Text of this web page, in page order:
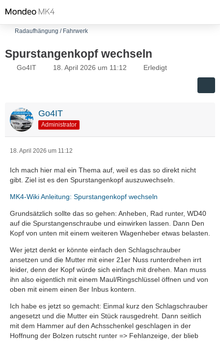
Radaufhängung / Fahrwerk
Spurstangenkopf wechseln
Go4IT 18. April 2026 um 11:12 Erledigt
Go4IT
Administrator
18. April 2026 um 11:12
Ich mach hier mal ein Thema auf, weil es das so direkt nicht
gibt. Ziel ist es den Spurstangenkopf auszuwechseln.
MK4-Wiki Anleitung: Spurstangenkopf wechseln
Grundsätzlich sollte das so gehen: Anheben, Rad runter, WD40
auf die Spurstangenschraube und einwirken lassen. Dann Den
Kopf von unten mit einem weiteren Wagenheber etwas belasten.
Wer jetzt denkt er könnte einfach den Schlagschrauber
ansetzen und die Mutter mit einer 21er Nuss runterdrehen irrt
leider, denn der Kopf würde sich einfach mit drehen. Man muss
ihn also eigentlich mit einem Maul/Ringschlüssel öffnen und von
oben mit einem einen 8er Inbus kontern.
Ich habe es jetzt so gemacht: Einmal kurz den Schlagschrauber
angesetzt und die Mutter ein Stück rausgedreht. Dann seitlich
mit dem Hammer auf den Achsschenkel geschlagen in der
Hoffnung der Bolzen rutscht runter => Fehlanzeige, der blieb